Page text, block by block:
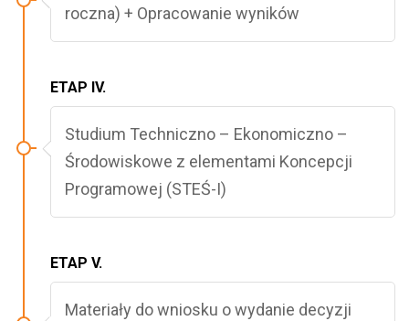
roczna) + Opracowanie wyników
ETAP IV.
Studium Techniczno – Ekonomiczno –
Środowiskowe z elementami Koncepcji
Programowej (STEŚ-I)
ETAP V.
Materiały do wniosku o wydanie decyzji